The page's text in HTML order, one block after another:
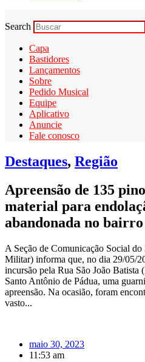
Search
Capa
Bastidores
Lançamentos
Sobre
Pedido Musical
Equipe
Aplicativo
Anuncie
Fale conosco
Destaques, Região
Apreensão de 135
material para
abandonada no
A Seção de Comunicação Social
Militar) informa que, no dia 29/05/
incursão pela Rua São João Batista
Santo Antônio de Pádua, uma
apreensão. Na ocasião, foram
vasto...
maio 30, 2023
11:53 am